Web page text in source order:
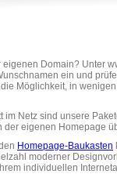
Domain? Unter
ein und
Möglichkeit, in
im Netz sind unsere
der eigenen Homepage
Homepage-Baukasten
moderner
individuellen